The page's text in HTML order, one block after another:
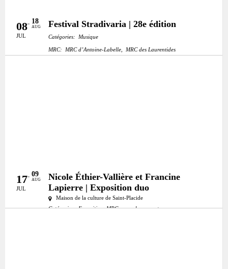
08
JUL
18
AUG Festival Stradivaria | 28e édition
Catégories: Musique
MRC: MRC d’Antoine-Labelle, MRC des Laurentides
17
JUL
09
AUG
Nicole Éthier-Vallière et Francine
Lapierre | Exposition duo
Maison de la culture de Saint-Placide
Catégories: Exposition MRC: mrc-deux-montagnes